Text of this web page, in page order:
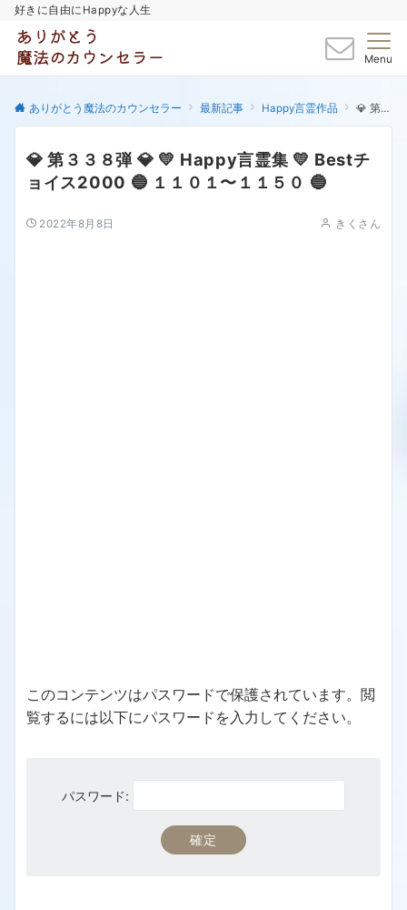
好きに自由にHappyな人生
Menu
ありがとう魔法のカウンセラー 最新記事 Happy言霊作品 💎 第３３８弾 💎 💛 Happy言霊集 💛 Bestチョイス2000 🔵 １１０１〜１１５０ 🔵
💎 第３３８弾 💎 💛 Happy言霊集 💛 Bestチ
ョイス2000 🔵 １１０１〜１１５０ 🔵
2022年8月8日 きくさん
このコンテンツはパスワードで保護されています。閲
覧するには以下にパスワードを入力してください。
パスワード: